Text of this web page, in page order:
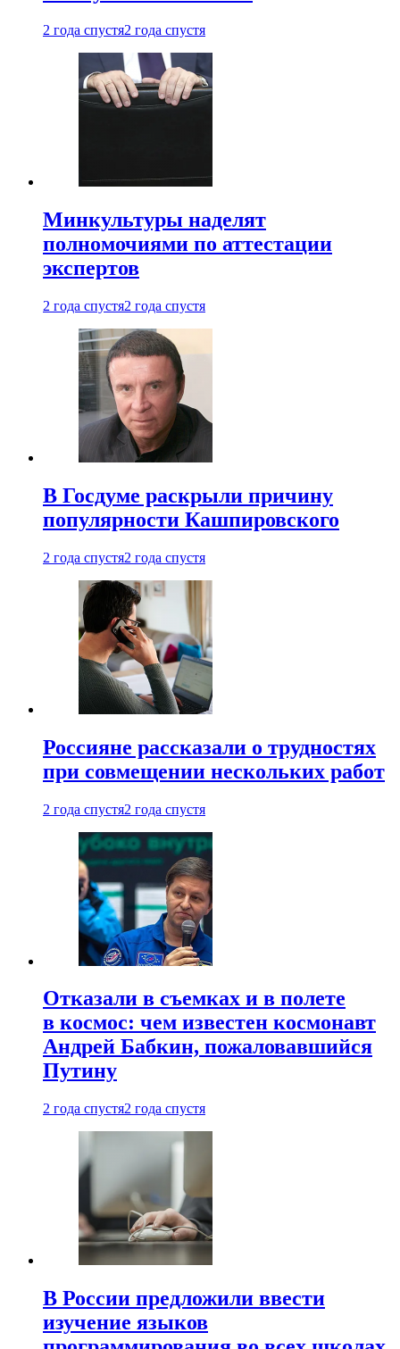
2 года спустя2 года спустя
Минкультуры наделят
полномочиями по аттестации
экспертов
2 года спустя2 года спустя
В Госдуме раскрыли причину
популярности Кашпировского
2 года спустя2 года спустя
Россияне рассказали о трудностях
при совмещении нескольких работ
2 года спустя2 года спустя
Отказали в съемках и в полете
в космос: чем известен космонавт
Андрей Бабкин, пожаловавшийся
Путину
2 года спустя2 года спустя
В России предложили ввести
изучение языков